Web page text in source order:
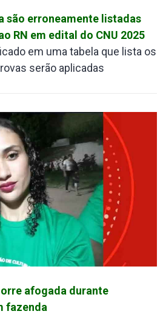
são erroneamente listadas
RN em edital do CNU 2025
em uma tabela que lista os
serão aplicadas
afogada durante
fazenda